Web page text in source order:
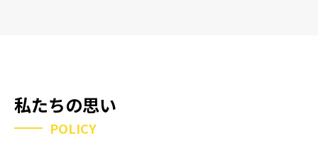
私たちの思い
POLICY